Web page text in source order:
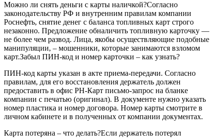
Можно ли снять деньги с карты наличкой?Согласно
законодательству РФ и внутренним правилам компании
Роснефть, снятие денег с баланса топливных карт строго
незаконно. Предложение обналичить топливную карточку —
не более чем развод. Лица, якобы осуществляющие подобные
манипуляции, – мошенники, которые занимаются взломом
карт.Забыл ПИН-код и номер карточки – как узнать?
ПИН-код карты указан в акте приема-передачи. Согласно
правилам, для его восстановления держатель должен
предоставить в офис РН-Карт письмо-запрос на бланке
компании с печатью (оригинал). В документе нужно указать
номер пластика и номер договора. Номер карты смотрите в
личном кабинете и в полученных от компании документах.
Карта потеряна – что делать?Если держатель потерял